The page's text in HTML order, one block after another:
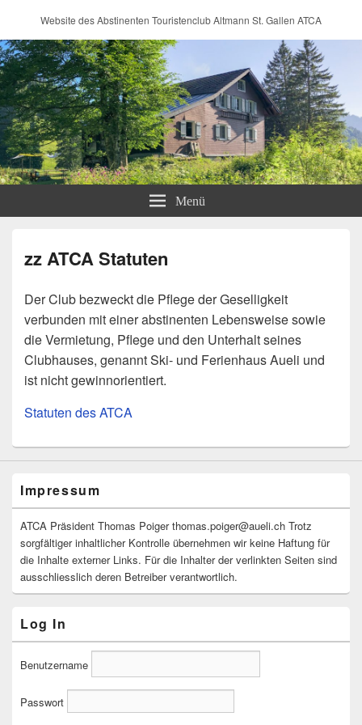
Website des Abstinenten Touristenclub Altmann St. Gallen ATCA
Menü
zz ATCA Statuten
Der Club bezweckt die Pflege der Geselligkeit
verbunden mit einer abstinenten Lebensweise sowie
die Vermietung, Pflege und den Unterhalt seines
Clubhauses, genannt Ski- und Ferienhaus Aueli und
ist nicht gewinnorientiert.
Statuten des ATCA
Impressum
ATCA Präsident Thomas Poiger thomas.poiger@aueli.ch Trotz
sorgfältiger inhaltlicher Kontrolle übernehmen wir keine Haftung für
die Inhalte externer Links. Für die Inhalter der verlinkten Seiten sind
ausschliesslich deren Betreiber verantwortlich.
Log In
Benutzername
Passwort